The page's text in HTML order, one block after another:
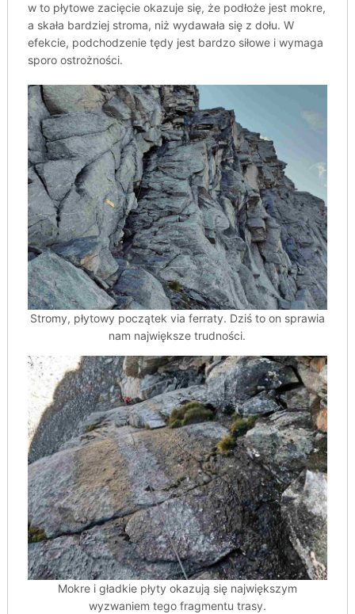
w to płytowe zacięcie okazuje się, że podłoże jest mokre,
a skała bardziej stroma, niż wydawała się z dołu. W
efekcie, podchodzenie tędy jest bardzo siłowe i wymaga
sporo ostrożności.
Stromy, płytowy początek via ferraty. Dziś to on sprawia
nam największe trudności.
Mokre i gładkie płyty okazują się największym
wyzwaniem tego fragmentu trasy.